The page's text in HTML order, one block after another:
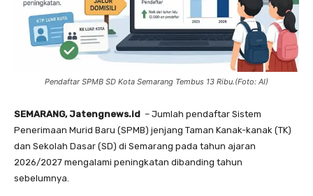
Pendaftar SPMB SD Kota Semarang Tembus 13 Ribu.(Foto: AI)
SEMARANG, Jatengnews.id – Jumlah pendaftar Sistem
Penerimaan Murid Baru (SPMB) jenjang Taman Kanak-kanak (TK)
dan Sekolah Dasar (SD) di Semarang pada tahun ajaran
2026/2027 mengalami peningkatan dibanding tahun
sebelumnya.